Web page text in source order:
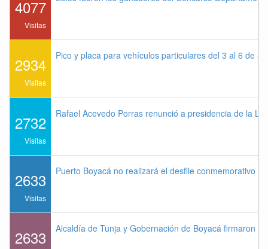
4077
Visitas
2934
Visitas
Pico y placa para vehículos particulares del 3 al 6 de
2732
Visitas
Rafael Acevedo Porras renunció a presidencia de la
2633
Visitas
Puerto Boyacá no realizará el desfile conmemorativo
2633 Alcaldía de Tunja y Gobernación de Boyacá firmaron